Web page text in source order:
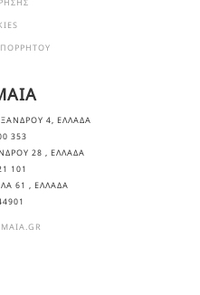
4, ΕΛΛΆΔΑ
353
28 , ΕΛΛΆΔΑ
101
61 , ΕΛΛΆΔΑ